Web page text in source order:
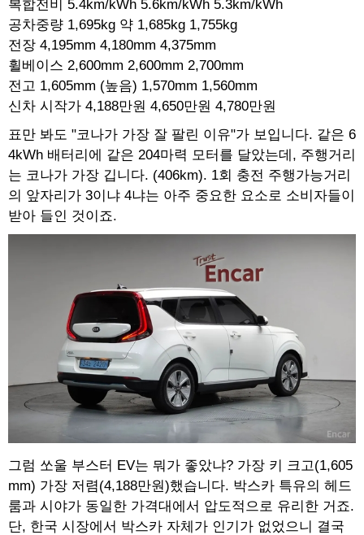
복합전비 5.4km/kWh 5.6km/kWh 5.3km/kWh
공차중량 1,695kg 약 1,685kg 1,755kg
전장 4,195mm 4,180mm 4,375mm
휠베이스 2,600mm 2,600mm 2,700mm
전고 1,605mm (높음) 1,570mm 1,560mm
신차 시작가 4,188만원 4,650만원 4,780만원
표만 봐도 "코나가 가장 잘 팔린 이유"가 보입니다. 같은 6
4kWh 배터리에 같은 204마력 모터를 달았는데, 주행거리
는 코나가 가장 깁니다. (406km). 1회 충전 주행가능거리
의 앞자리가 3이냐 4냐는 아주 중요한 요소로 소비자들이
받아 들인 것이죠.
그럼 쏘울 부스터 EV는 뭐가 좋았냐? 가장 키 크고(1,605
mm) 가장 저렴(4,188만원)했습니다. 박스카 특유의 헤드
룸과 시야가 동일한 가격대에서 압도적으로 유리한 거죠.
단, 한국 시장에서 박스카 자체가 인기가 없었으니 결국